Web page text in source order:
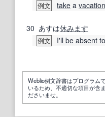
例文 take a vacation
30 あすは休みます
例文 I'll be absent
Weblio例文辞書はプログラム
いるため、不適切な項目が含
ださいませ。